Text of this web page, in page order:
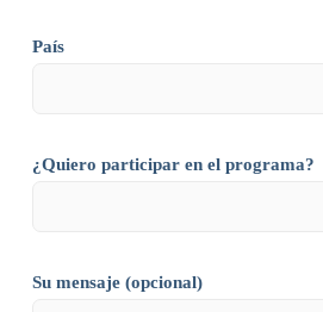
País
¿Quiero participar en el programa?
Su mensaje (opcional)